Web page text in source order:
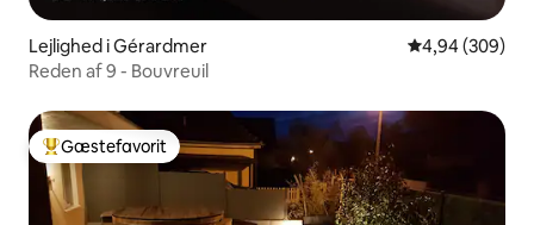
Lejlighed i Gérardmer 4,94 ud af 5 i
4,94 (309)
Reden af 9 - Bouvreuil
Bedste gæstefavorit
Gæstefavorit